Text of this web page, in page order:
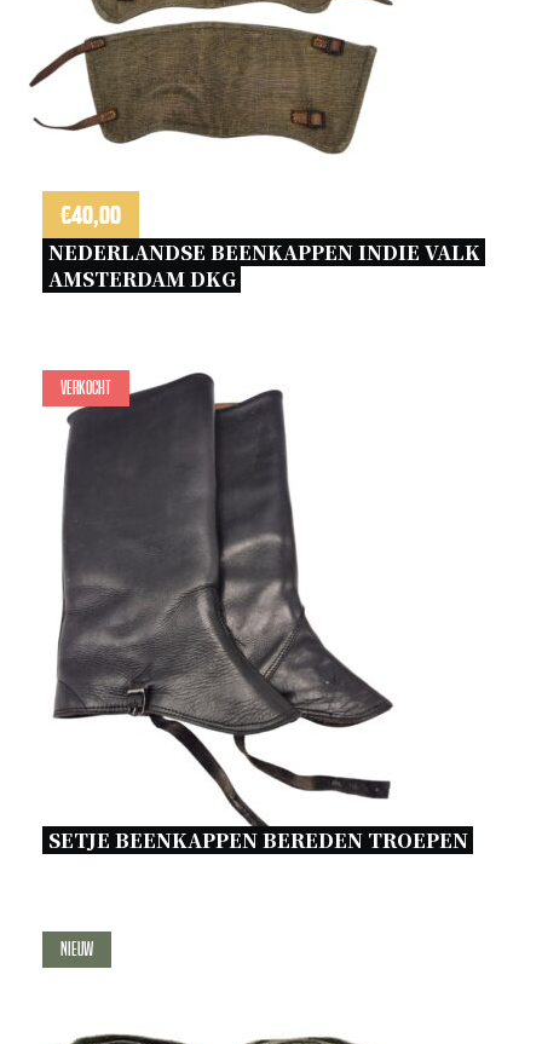
€40,00
NEDERLANDSE BEENKAPPEN INDIE VALK
AMSTERDAM DKG
Verkocht
SETJE BEENKAPPEN BEREDEN TROEPEN
Nieuw